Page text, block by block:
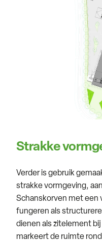
Strakke
Verder is gebruik
strakke vormgeving,
Schanskorven met een
fungeren als
dienen als zitelement
markeert de ruimte